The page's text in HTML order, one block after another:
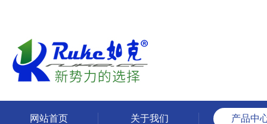
网站首页 关于我们 产品中